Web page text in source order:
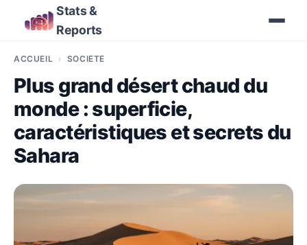
Stats &
Reports
ACCUEIL SOCIÉTÉ
Plus grand désert chaud du
monde : superficie,
caractéristiques et secrets du
Sahara